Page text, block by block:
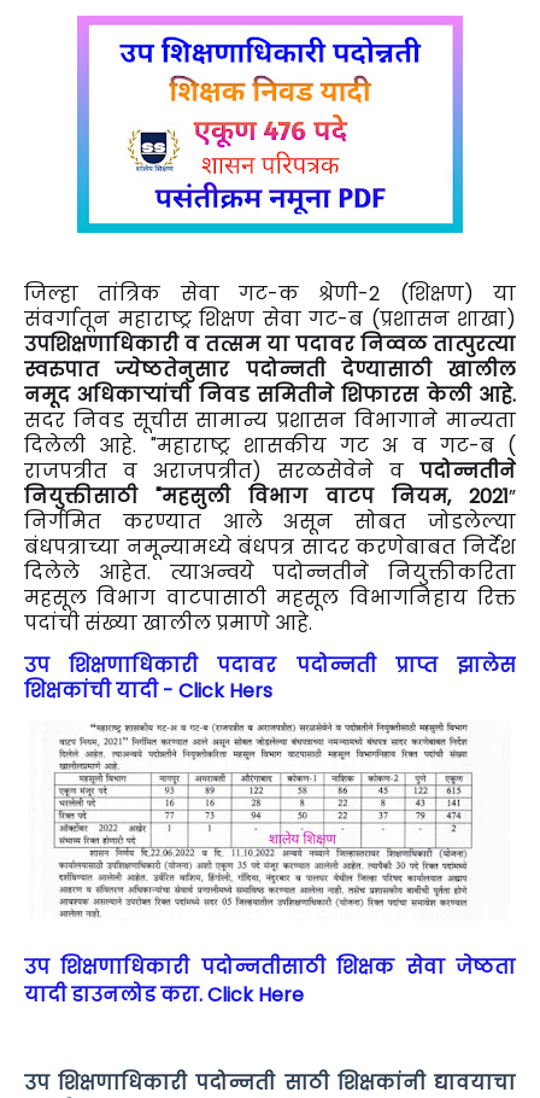
जिल्हा तांत्रिक सेवा गट-क श्रेणी-2 (शिक्षण) या
संवर्गातून महाराष्ट्र शिक्षण सेवा गट-ब (प्रशासन शाखा)
उपशिक्षणाधिकारी व तत्सम या पदावर निव्वळ तात्पुरत्या
स्वरुपात ज्येष्ठतेनुसार पदोन्नती देण्यासाठी खालील
नमूद अधिकाऱ्यांची निवड समितीने शिफारस केली आहे.
सदर निवड सूचीस सामान्य प्रशासन विभागाने मान्यता
दिलेली आहे. "महाराष्ट्र शासकीय गट अ व गट-ब (
राजपत्रीत व अराजपत्रीत) सरळसेवेने व पदोन्नतीने
नियुक्तीसाठी "महसुली विभाग वाटप नियम, 2021”
निर्गमित करण्यात आले असून सोबत जोडलेल्या
बंधपत्राच्या नमून्यामध्ये बंधपत्र सादर करणेबाबत निर्देश
दिलेले आहेत. त्याअन्वये पदोन्नतीने नियुक्तीकरिता
महसूल विभाग वाटपासाठी महसूल विभागनिहाय रिक्त
पदांची संख्या खालील प्रमाणे आहे.
उप शिक्षणाधिकारी पदावर पदोन्नती प्राप्त झालेस
शिक्षकांची यादी - Click Hers
उप शिक्षणाधिकारी पदोन्नतीसाठी शिक्षक सेवा जेष्ठता
यादी डाउनलोड करा. Click Here
उप शिक्षणाधिकारी पदोन्नती साठी शिक्षकांनी द्यावयाचा